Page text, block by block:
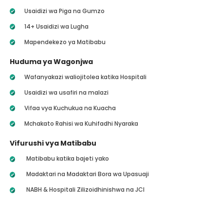
Usaidizi wa Piga na Gumzo
14+ Usaidizi wa Lugha
Mapendekezo ya Matibabu
Huduma ya Wagonjwa
Wafanyakazi waliojitolea katika Hospitali
Usaidizi wa usafiri na malazi
Vifaa vya Kuchukua na Kuacha
Mchakato Rahisi wa Kuhifadhi Nyaraka
Vifurushi vya Matibabu
Matibabu katika bajeti yako
Madaktari na Madaktari Bora wa Upasuaji
NABH & Hospitali Zilizoidhinishwa na JCI